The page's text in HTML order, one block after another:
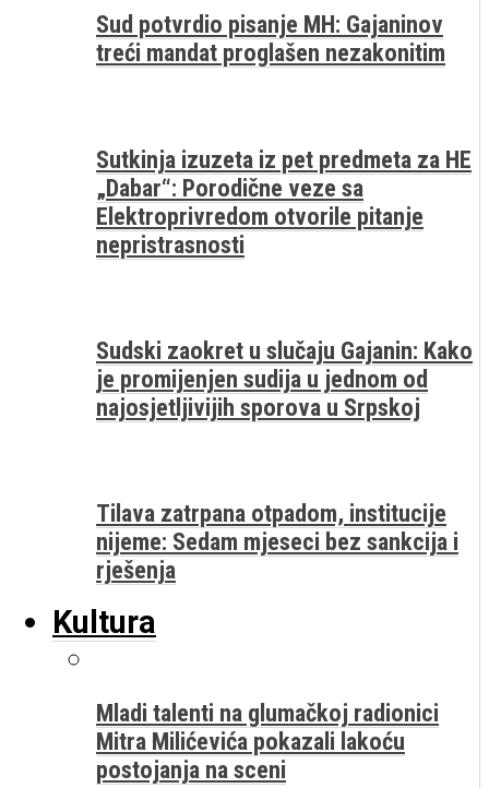
Sud potvrdio pisanje MH: Gajaninov
treći mandat proglašen nezakonitim
Sutkinja izuzeta iz pet predmeta za HE
„Dabar“: Porodične veze sa
Elektroprivredom otvorile pitanje
nepristrasnosti
Sudski zaokret u slučaju Gajanin: Kako
je promijenjen sudija u jednom od
najosjetljivijih sporova u Srpskoj
Tilava zatrpana otpadom, institucije
nijeme: Sedam mjeseci bez sankcija i
rješenja
Kultura
Mladi talenti na glumačkoj radionici
Mitra Milićevića pokazali lakoću
postojanja na sceni